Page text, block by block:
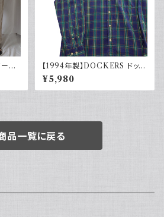
ジ
ジ
【1994年製】DOCKERS ドッカ
ーズ チェックシャツ ボタンダウ
ン 古着 アメカジ リーバイス 長
袖
¥5,980
品一覧に戻る